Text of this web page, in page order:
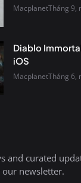
MacplanetTháng 9,
Diablo
iOS
MacplanetTháng 6,
and curated
newsletter.